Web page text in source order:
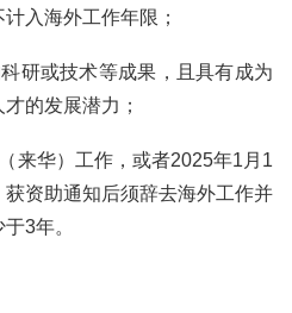
入海外工作年限；
研或技术等成果，且具有成为
的发展潜力；
来华）工作，或者2025年1月1
资助通知后须辞去海外工作并
3年。